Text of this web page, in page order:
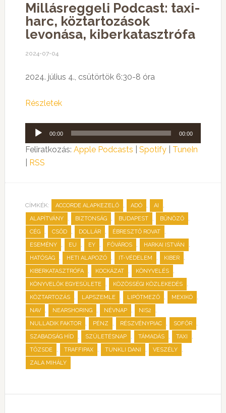
Millásreggeli Podcast: taxi-
harc, köztartozások
levonása, kiberkatasztrófa
2024-07-04
2024. július 4., csütörtök 6:30-8 óra
Részletek
Audió
lejátszó
00:00 00:00
Feliratkozás: Apple Podcasts Spotify| TuneIn
RSS
CÍMKÉK: ACCORDE ALAPKEZELŐ , ADÓ , AI ,
ALAPÍTVÁNY , BIZTONSÁG , BUDAPEST , BŰNÖZŐ ,
CÉG , CSŐD , DOLLÁR , ÉBRESZTŐ ROVAT ,
ESEMÉNY , EU , EY , FŐVÁROS , HARKAI ISTVÁN ,
HATÓSÁG , HETI ALAPOZÓ , IT-VÉDELEM , KIBER ,
KIBERKATASZTRÓFA , KOCKÁZAT , KÖNYVELÉS ,
KÖNYVELŐK EGYESÜLETE , KÖZÖSSÉGI KÖZLEKEDÉS ,
KÖZTARTOZÁS , LAPSZEMLE , LIPÓTMEZŐ , MEXIKÓ ,
NAV , NEARSHORING , NÉVNAP , NIS2 ,
NULLADIK FAKTOR , PÉNZ , RÉSZVÉNYPIAC , SOFŐR ,
SZABADSÁG HÍD , SZÜLETÉSNAP , TÁMADÁS , TAXI ,
TŐZSDE , TRAFFIPAX , TUNKLI DANI , VESZÉLY ,
ZALA MIHÁLY